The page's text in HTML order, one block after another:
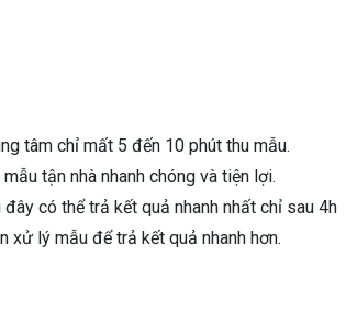
tâm chỉ mất 5 đến 10 phút thu mẫu.
tận nhà nhanh chóng và tiện lợi.
có thể trả kết quả nhanh nhất chỉ sau 4h
xử lý mẫu để trả kết quả nhanh hơn.